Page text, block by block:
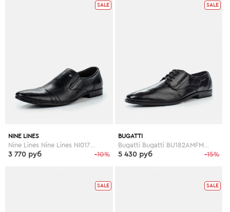
SALE
NINE LINES
-10%
3 770 руб
SALE
BUGATTI
-15%
5 430 руб
SALE SALE